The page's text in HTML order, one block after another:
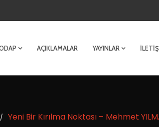
AÇIKLAMALAR YAYINLAR
/ Yeni Bir Kırılma Noktası – Mehmet